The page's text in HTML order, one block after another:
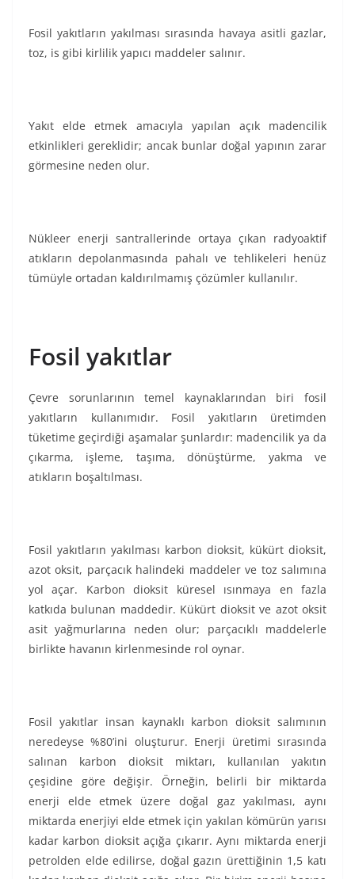
Fosil yakıtların yakılması sırasında havaya asitli gazlar,
toz, is gibi kirlilik yapıcı maddeler salınır.
Yakıt elde etmek amacıyla yapılan açık madencilik
etkinlikleri gereklidir; ancak bunlar doğal yapının zarar
görmesine neden olur.
Nükleer enerji santrallerinde ortaya çıkan radyoaktif
atıkların depolanmasında pahalı ve tehlikeleri henüz
tümüyle ortadan kaldırılmamış çözümler kullanılır.
Fosil yakıtlar
Çevre sorunlarının temel kaynaklarından biri fosil
yakıtların kullanımıdır. Fosil yakıtların üretimden
tüketime geçirdiği aşamalar şunlardır: madencilik ya da
çıkarma, işleme, taşıma, dönüştürme, yakma ve
atıkların boşaltılması.
Fosil yakıtların yakılması karbon dioksit, kükürt dioksit,
azot oksit, parçacık halindeki maddeler ve toz salımına
yol açar. Karbon dioksit küresel ısınmaya en fazla
katkıda bulunan maddedir. Kükürt dioksit ve azot oksit
asit yağmurlarına neden olur; parçacıklı maddelerle
birlikte havanın kirlenmesinde rol oynar.
Fosil yakıtlar insan kaynaklı karbon dioksit salımının
neredeyse %80’ini oluşturur. Enerji üretimi sırasında
salınan karbon dioksit miktarı, kullanılan yakıtın
çeşidine göre değişir. Örneğin, belirli bir miktarda
enerji elde etmek üzere doğal gaz yakılması, aynı
miktarda enerjiyi elde etmek için yakılan kömürün yarısı
kadar karbon dioksit açığa çıkarır. Aynı miktarda enerji
petrolden elde edilirse, doğal gazın ürettiğinin 1,5 katı